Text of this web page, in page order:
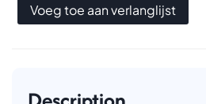
Voeg toe aan verlanglijst